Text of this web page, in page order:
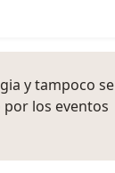
y tampoco se
los eventos